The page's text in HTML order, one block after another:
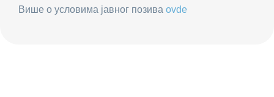
Више о условима јавног позива ovde